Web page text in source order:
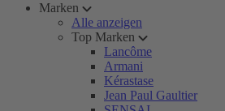
Marken
Alle anzeigen
Top Marken
Lancôme
Armani
Kérastase
Jean Paul Gaultier